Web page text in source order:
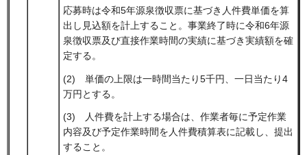
応募時は令和5年源泉徴収票に基づき人件費単価を算
出し見込額を計上すること。事業終了時に令和6年源
泉徴収票及び直接作業時間の実績に基づき実績額を確
定する。
(2) 単価の上限は一時間当たり5千円、一日当たり4
万円とする。
(3) 人件費を計上する場合は、作業者毎に予定作業
内容及び予定作業時間を人件費積算表に記載し、提出
すること。